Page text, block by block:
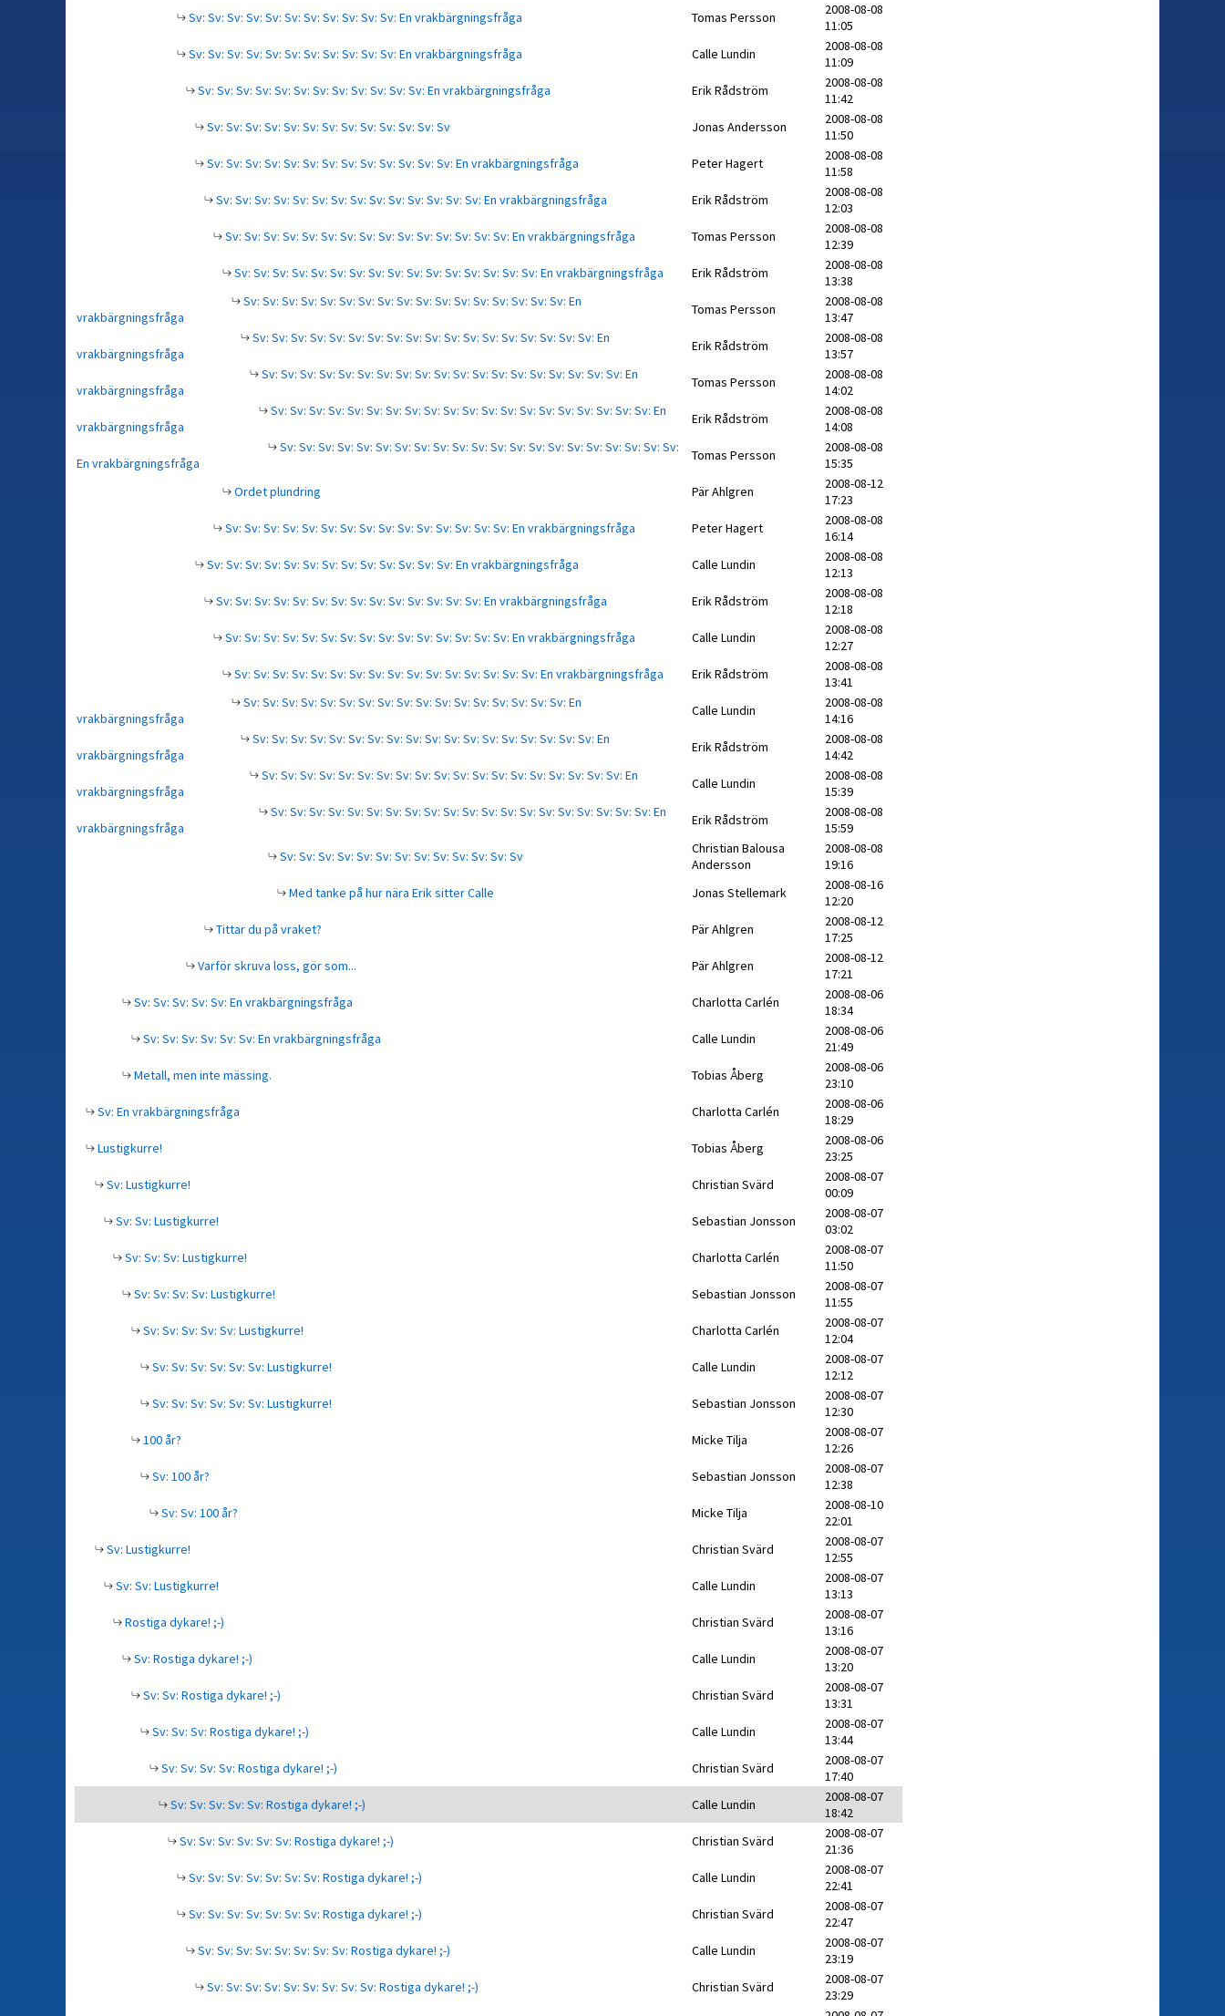
Sv: Sv: Sv: Sv: Sv: Sv: Sv: Sv: Sv: Sv: Sv: En vrakbärgningsfråga
Tomas Persson
2008-08-08
11:05
Sv: Sv: Sv: Sv: Sv: Sv: Sv: Sv: Sv: Sv: Sv: En vrakbärgningsfråga
Calle Lundin
2008-08-08
11:09
Sv: Sv: Sv: Sv: Sv: Sv: Sv: Sv: Sv: Sv: Sv: Sv: En vrakbärgningsfråga
Erik Rådström
2008-08-08
11:42
Sv: Sv: Sv: Sv: Sv: Sv: Sv: Sv: Sv: Sv: Sv: Sv: Sv
Jonas Andersson
2008-08-08
11:50
Sv: Sv: Sv: Sv: Sv: Sv: Sv: Sv: Sv: Sv: Sv: Sv: Sv: En vrakbärgningsfråga
Peter Hagert
2008-08-08
11:58
Sv: Sv: Sv: Sv: Sv: Sv: Sv: Sv: Sv: Sv: Sv: Sv: Sv: Sv: En vrakbärgningsfråga
Erik Rådström
2008-08-08
12:03
Sv: Sv: Sv: Sv: Sv: Sv: Sv: Sv: Sv: Sv: Sv: Sv: Sv: Sv: Sv: En vrakbärgningsfråga
Tomas Persson
2008-08-08
12:39
Sv: Sv: Sv: Sv: Sv: Sv: Sv: Sv: Sv: Sv: Sv: Sv: Sv: Sv: Sv: Sv: En vrakbärgningsfråga
Erik Rådström
2008-08-08
13:38
Sv: Sv: Sv: Sv: Sv: Sv: Sv: Sv: Sv: Sv: Sv: Sv: Sv: Sv: Sv: Sv: Sv: En
vrakbärgningsfråga
Tomas Persson
2008-08-08
13:47
Sv: Sv: Sv: Sv: Sv: Sv: Sv: Sv: Sv: Sv: Sv: Sv: Sv: Sv: Sv: Sv: Sv: Sv: En
vrakbärgningsfråga
Erik Rådström
2008-08-08
13:57
Sv: Sv: Sv: Sv: Sv: Sv: Sv: Sv: Sv: Sv: Sv: Sv: Sv: Sv: Sv: Sv: Sv: Sv: Sv: En
vrakbärgningsfråga
Tomas Persson
2008-08-08
14:02
Sv: Sv: Sv: Sv: Sv: Sv: Sv: Sv: Sv: Sv: Sv: Sv: Sv: Sv: Sv: Sv: Sv: Sv: Sv: Sv: En
vrakbärgningsfråga
Erik Rådström
2008-08-08
14:08
Sv: Sv: Sv: Sv: Sv: Sv: Sv: Sv: Sv: Sv: Sv: Sv: Sv: Sv: Sv: Sv: Sv: Sv: Sv: Sv: Sv:
En vrakbärgningsfråga
Tomas Persson
2008-08-08
15:35
Ordet plundring
Pär Ahlgren
2008-08-12
17:23
Sv: Sv: Sv: Sv: Sv: Sv: Sv: Sv: Sv: Sv: Sv: Sv: Sv: Sv: Sv: En vrakbärgningsfråga
Peter Hagert
2008-08-08
16:14
Sv: Sv: Sv: Sv: Sv: Sv: Sv: Sv: Sv: Sv: Sv: Sv: Sv: En vrakbärgningsfråga
Calle Lundin
2008-08-08
12:13
Sv: Sv: Sv: Sv: Sv: Sv: Sv: Sv: Sv: Sv: Sv: Sv: Sv: Sv: En vrakbärgningsfråga
Erik Rådström
2008-08-08
12:18
Sv: Sv: Sv: Sv: Sv: Sv: Sv: Sv: Sv: Sv: Sv: Sv: Sv: Sv: Sv: En vrakbärgningsfråga
Calle Lundin
2008-08-08
12:27
Sv: Sv: Sv: Sv: Sv: Sv: Sv: Sv: Sv: Sv: Sv: Sv: Sv: Sv: Sv: Sv: En vrakbärgningsfråga
Erik Rådström
2008-08-08
13:41
Sv: Sv: Sv: Sv: Sv: Sv: Sv: Sv: Sv: Sv: Sv: Sv: Sv: Sv: Sv: Sv: Sv: En
vrakbärgningsfråga
Calle Lundin
2008-08-08
14:16
Sv: Sv: Sv: Sv: Sv: Sv: Sv: Sv: Sv: Sv: Sv: Sv: Sv: Sv: Sv: Sv: Sv: Sv: En
vrakbärgningsfråga
Erik Rådström
2008-08-08
14:42
Sv: Sv: Sv: Sv: Sv: Sv: Sv: Sv: Sv: Sv: Sv: Sv: Sv: Sv: Sv: Sv: Sv: Sv: Sv: En
vrakbärgningsfråga
Calle Lundin
2008-08-08
15:39
Sv: Sv: Sv: Sv: Sv: Sv: Sv: Sv: Sv: Sv: Sv: Sv: Sv: Sv: Sv: Sv: Sv: Sv: Sv: Sv: En
vrakbärgningsfråga
Erik Rådström
2008-08-08
15:59
Sv: Sv: Sv: Sv: Sv: Sv: Sv: Sv: Sv: Sv: Sv: Sv: Sv
Christian Balousa
Andersson
2008-08-08
19:16
Med tanke på hur nära Erik sitter Calle
Jonas Stellemark
2008-08-16
12:20
Tittar du på vraket?
Pär Ahlgren
2008-08-12
17:25
Varför skruva loss, gör som...
Pär Ahlgren
2008-08-12
17:21
Sv: Sv: Sv: Sv: Sv: En vrakbärgningsfråga
Charlotta Carlén
2008-08-06
18:34
Sv: Sv: Sv: Sv: Sv: Sv: En vrakbärgningsfråga
Calle Lundin
2008-08-06
21:49
Metall, men inte mässing.
Tobias Åberg
2008-08-06
23:10
Sv: En vrakbärgningsfråga
Charlotta Carlén
2008-08-06
18:29
Lustigkurre!
Tobias Åberg
2008-08-06
23:25
Sv: Lustigkurre!
Christian Svärd
2008-08-07
00:09
Sv: Sv: Lustigkurre!
Sebastian Jonsson
2008-08-07
03:02
Sv: Sv: Sv: Lustigkurre!
Charlotta Carlén
2008-08-07
11:50
Sv: Sv: Sv: Sv: Lustigkurre!
Sebastian Jonsson
2008-08-07
11:55
Sv: Sv: Sv: Sv: Sv: Lustigkurre!
Charlotta Carlén
2008-08-07
12:04
Sv: Sv: Sv: Sv: Sv: Sv: Lustigkurre!
Calle Lundin
2008-08-07
12:12
Sv: Sv: Sv: Sv: Sv: Sv: Lustigkurre!
Sebastian Jonsson
2008-08-07
12:30
100 år?
Micke Tilja
2008-08-07
12:26
Sv: 100 år?
Sebastian Jonsson
2008-08-07
12:38
Sv: Sv: 100 år?
Micke Tilja
2008-08-10
22:01
Sv: Lustigkurre!
Christian Svärd
2008-08-07
12:55
Sv: Sv: Lustigkurre!
Calle Lundin
2008-08-07
13:13
Rostiga dykare! ;-)
Christian Svärd
2008-08-07
13:16
Sv: Rostiga dykare! ;-)
Calle Lundin
2008-08-07
13:20
Sv: Sv: Rostiga dykare! ;-)
Christian Svärd
2008-08-07
13:31
Sv: Sv: Sv: Rostiga dykare! ;-)
Calle Lundin
2008-08-07
13:44
Sv: Sv: Sv: Sv: Rostiga dykare! ;-)
Christian Svärd
2008-08-07
17:40
Sv: Sv: Sv: Sv: Sv: Rostiga dykare! ;-)
Calle Lundin
2008-08-07
18:42
Sv: Sv: Sv: Sv: Sv: Sv: Rostiga dykare! ;-)
Christian Svärd
2008-08-07
21:36
Sv: Sv: Sv: Sv: Sv: Sv: Sv: Rostiga dykare! ;-)
Calle Lundin
2008-08-07
22:41
Sv: Sv: Sv: Sv: Sv: Sv: Sv: Rostiga dykare! ;-)
Christian Svärd
2008-08-07
22:47
Sv: Sv: Sv: Sv: Sv: Sv: Sv: Sv: Rostiga dykare! ;-)
Calle Lundin
2008-08-07
23:19
Sv: Sv: Sv: Sv: Sv: Sv: Sv: Sv: Sv: Rostiga dykare! ;-)
Christian Svärd
2008-08-07
23:29